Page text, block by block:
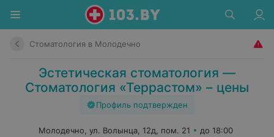
Стоматология в Молодечно
Эстетическая стоматология —
Стоматология «Террастом» – цены
Профиль подтвержден
Молодечно, ул. Волынца, 12д, пом. 21
до 18:00